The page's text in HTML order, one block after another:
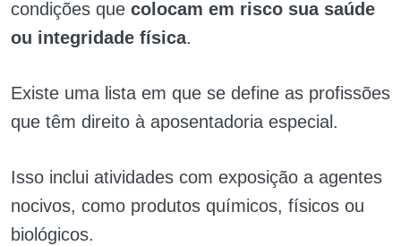
condições que colocam em risco sua saúde
ou integridade física.
Existe uma lista em que se define as profissões
que têm direito à aposentadoria especial.
Isso inclui atividades com exposição a agentes
nocivos, como produtos químicos, físicos ou
biológicos.